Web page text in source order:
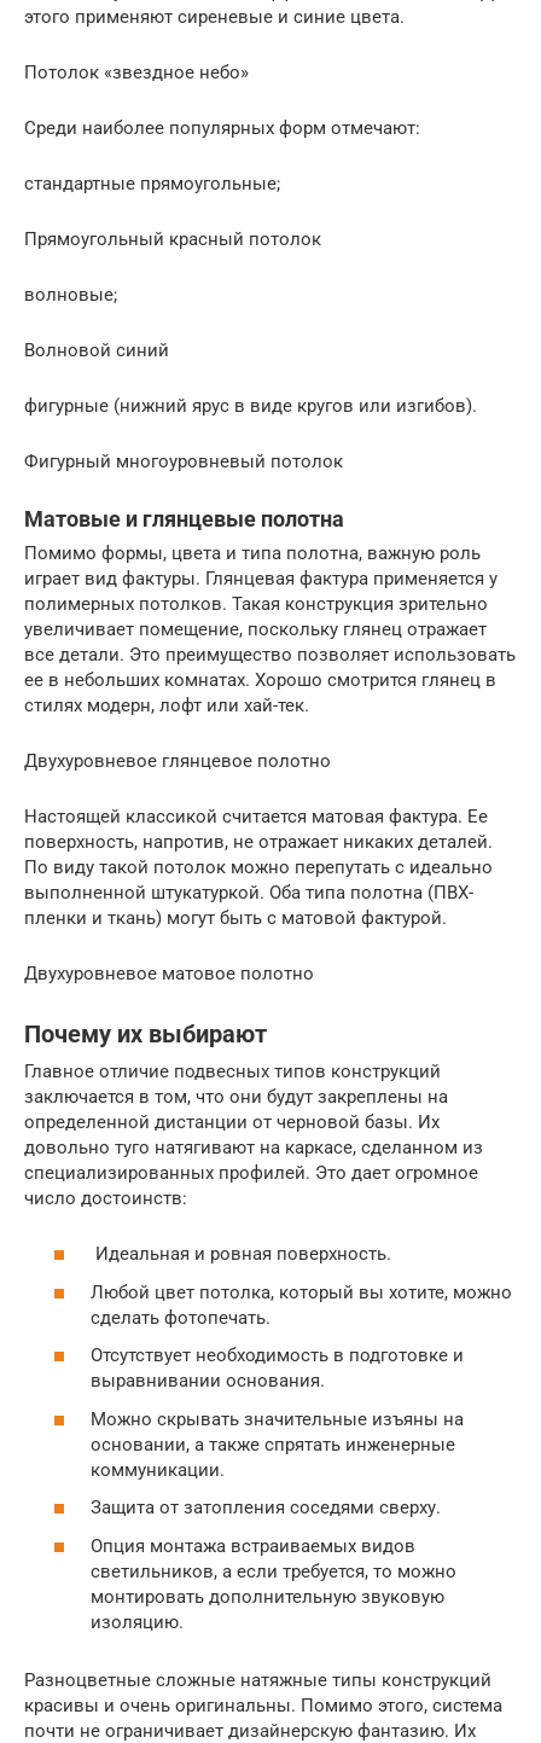
этого применяют сиреневые и синие цвета.
Потолок «звездное небо»
Среди наиболее популярных форм отмечают:
стандартные прямоугольные;
Прямоугольный красный потолок
волновые;
Волновой синий
фигурные (нижний ярус в виде кругов или изгибов).
Фигурный многоуровневый потолок
Матовые и глянцевые полотна
Помимо формы, цвета и типа полотна, важную роль
играет вид фактуры. Глянцевая фактура применяется у
полимерных потолков. Такая конструкция зрительно
увеличивает помещение, поскольку глянец отражает
все детали. Это преимущество позволяет использовать
ее в небольших комнатах. Хорошо смотрится глянец в
стилях модерн, лофт или хай-тек.
Двухуровневое глянцевое полотно
Настоящей классикой считается матовая фактура. Ее
поверхность, напротив, не отражает никаких деталей.
По виду такой потолок можно перепутать с идеально
выполненной штукатуркой. Оба типа полотна (ПВХ-
пленки и ткань) могут быть с матовой фактурой.
Двухуровневое матовое полотно
Почему их выбирают
Главное отличие подвесных типов конструкций
заключается в том, что они будут закреплены на
определенной дистанции от черновой базы. Их
довольно туго натягивают на каркасе, сделанном из
специализированных профилей. Это дает огромное
число достоинств:
Идеальная и ровная поверхность.
Любой цвет потолка, который вы хотите, можно
сделать фотопечать.
Отсутствует необходимость в подготовке и
выравнивании основания.
Можно скрывать значительные изъяны на
основании, а также спрятать инженерные
коммуникации.
Защита от затопления соседями сверху.
Опция монтажа встраиваемых видов
светильников, а если требуется, то можно
монтировать дополнительную звуковую
изоляцию.
Разноцветные сложные натяжные типы конструкций
красивы и очень оригинальны. Помимо этого, система
почти не ограничивает дизайнерскую фантазию. Их